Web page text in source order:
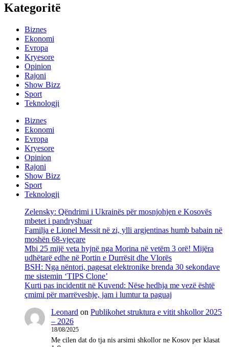
Kategoritë
Biznes
Ekonomi
Evropa
Kryesore
Opinion
Rajoni
Show Bizz
Sport
Teknologji
Biznes
Ekonomi
Evropa
Kryesore
Opinion
Rajoni
Show Bizz
Sport
Teknologji
Zelensky: Qëndrimi i Ukrainës për mosnjohjen e Kosovës
mbetet i pandryshuar
Familja e Lionel Messit në zi, ylli argjentinas humb babain në
moshën 68-vjeçare
Mbi 25 mijë veta hyjnë nga Morina në vetëm 3 orë! Mijëra
udhëtarë edhe në Portin e Durrësit dhe Vlorës
BSH: Nga nëntori, pagesat elektronike brenda 30 sekondave
me sistemin ‘TIPS Clone’
Kurti pas incidentit në Kuvend: Nëse hedhja me vezë është
çmimi për marrëveshje, jam i lumtur ta paguaj
Leonard on Publikohet struktura e vitit shkollor 2025
– 2026
18/08/2025
Me cilen dat do tja nis arsimi shkollor ne Kosov per klasat